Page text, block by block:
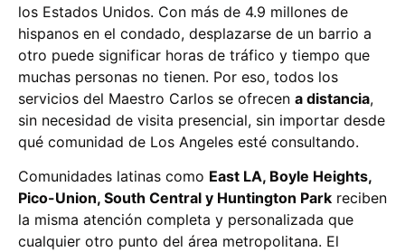
los Estados Unidos. Con más de 4.9 millones de
hispanos en el condado, desplazarse de un barrio a
otro puede significar horas de tráfico y tiempo que
muchas personas no tienen. Por eso, todos los
servicios del Maestro Carlos se ofrecen a distancia,
sin necesidad de visita presencial, sin importar desde
qué comunidad de Los Angeles esté consultando.
Comunidades latinas como East LA, Boyle Heights,
Pico-Union, South Central y Huntington Park reciben
la misma atención completa y personalizada que
cualquier otro punto del área metropolitana. El